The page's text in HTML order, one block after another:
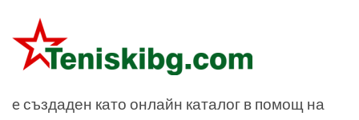
e създаден като онлайн каталог в помощ на